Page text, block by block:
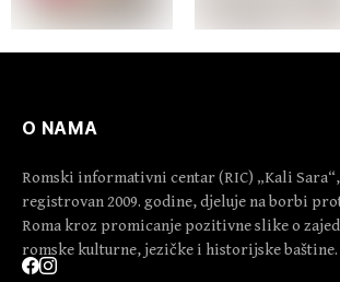
O NAMA
Romski informativni centar (RIC) „Kali Sara“,
registrovan 2009. godine, djeluje na borbi
Roma kroz promicanje pozitivne slike o
romske kulturne, jezičke i historijske baštine.